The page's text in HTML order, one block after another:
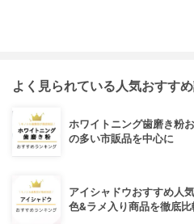
よく見られている人気おすす
ホワイトニング歯磨き粉
の多い市販品を中心に
アイシャドウおすすめ人
色&ラメ入り商品を徹底比